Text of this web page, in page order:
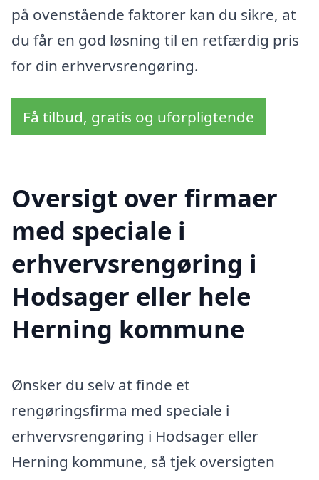
på ovenstående faktorer kan du sikre, at
du får en god løsning til en retfærdig pris
for din erhvervsrengøring.
Få tilbud, gratis og uforpligtende
Oversigt over firmaer
med speciale i
erhvervsrengøring i
Hodsager eller hele
Herning kommune
Ønsker du selv at finde et
rengøringsfirma med speciale i
erhvervsrengøring i Hodsager eller
Herning kommune, så tjek oversigten